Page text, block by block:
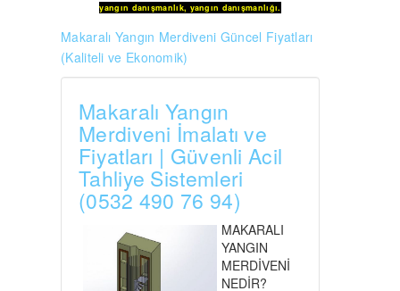
yangın danışmanlık, yangın danışmanlığı.
Makaralı Yangın Merdiveni Güncel Fiyatları
(Kaliteli ve Ekonomik)
Makaralı Yangın
Merdiveni İmalatı ve
Fiyatları | Güvenli Acil
Tahliye Sistemleri
(0532 490 76 94)
MAKARALI
YANGIN
MERDİVENİ
NEDİR?